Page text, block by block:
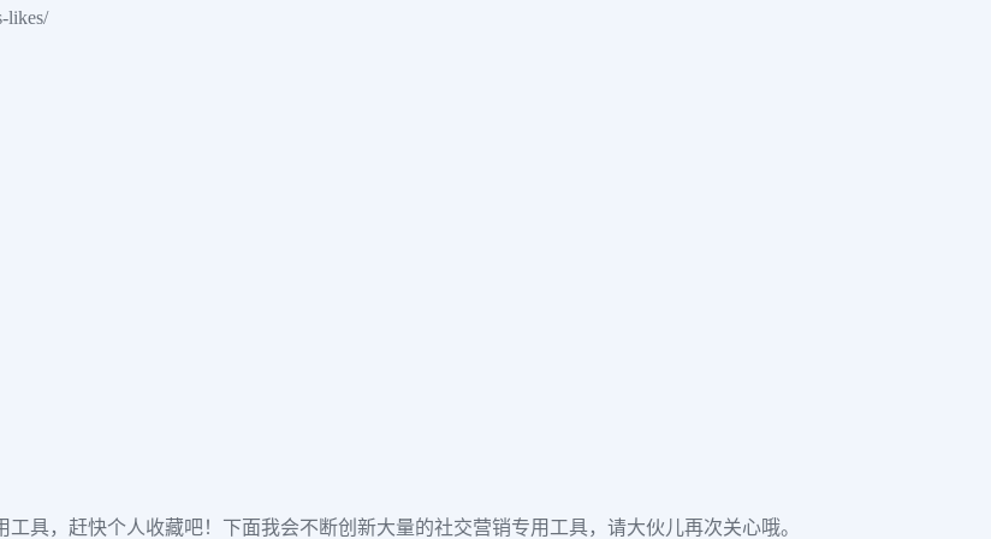
likes/
工具，赶快个人收藏吧！下面我会不断创新大量的社交营销专用工具，请大伙儿再次关心哦。